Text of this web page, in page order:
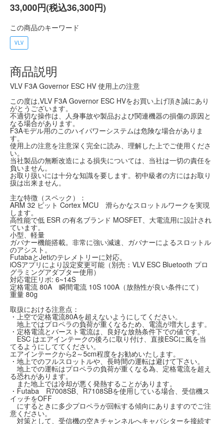
33,000円(税込36,300円)
この商品のキーワード
VLV
商品説明
VLV F3A Governor ESC HV 使用上の注意
この度は,VLV F3A Governor ESC HVをお買い上げ頂き誠にあり
がとうございます。
不適切な操作は、人身事故や製品および関連機器の損傷の原因と
なる場合があります。
F3Aモデル用のこのハイパワーシステムは危険な場合がありま
す。
使用上の注意を注意深く完全に読み、理解した上でご使用くださ
い。
当社製品の無断改造による損失については、当社は一切の責任を
負いません。
お取り扱いには十分な知識を要します。初中級者の方にはお取り
扱は出来ません。
主な特徴（スペック）：
ARM 32 ビット Cortex MCU 滑らかなスロットルワークを実現
します。
高性能で低 ESR の有名ブランド MOSFET、大電流用に設計され
ています。
小型、軽量
ガバナー機能搭載。非常に強い減速、ガバナーによるスロットル
のアシスト。
FutabaとJetiのテレメトリーに対応。
iOSアプリにより設定変更可能（別売：VLV ESC Bluetooth プロ
グラミングアダプター使用）
対応電圧リポ: 6~14S
定格電流 80A 瞬間電流 10S 100A（放熱性が良い条件にて）
重量 80g
取扱における注意点：
・上空で定格電流80Aを超えないようにしてください。
地上ではプロペラの負荷が重くなるため、電流が増大します。
・定格電流とバースト電流は、良好な放熱条件下での値です。
ESC はエアインテークの後ろに取り付け、直接ESCに風を当
てるようにしててください。
エアインテークから2～5cm程度をお勧めいたします。
・地上でのフルスロットルや、⾧時間の運転は避けて下さい。
地上での運転はプロペラの負荷が重くなる為、定格電流を超え
る恐れがあります。
また地上では冷却が悪く発熱することがあります。
・Futaba R7008SB、R7108SBを使用している場合、受信機ス
イッチをOFF
にするときに多少プロペラが回転する傾向にありますのでご注
意ください。
対策として、受信機の空きチャンネルへキャパシターを接続す